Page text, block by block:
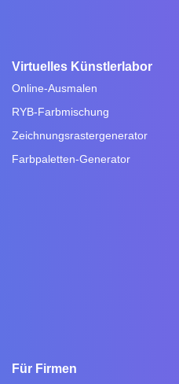
Virtuelles Künstlerlabor
Online-Ausmalen
RYB-Farbmischung
Zeichnungsrastergenerator
Farbpaletten-Generator
Für Firmen